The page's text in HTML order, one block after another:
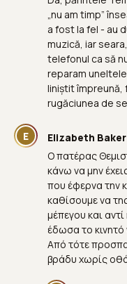
„nu am timp”
a fost la fel - au
muzică, iar
telefonul ca să
reparam
liniștit împreună,
rugăciunea de
E Elizabeth Baker
Ο πατέρας
κάνω να μην
που έφερνα την
καθίσουμε να
μέπεγου και
έδωσα το
Από τότε
βράδυ χωρίς